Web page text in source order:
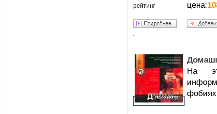
рейтинг цена:
На